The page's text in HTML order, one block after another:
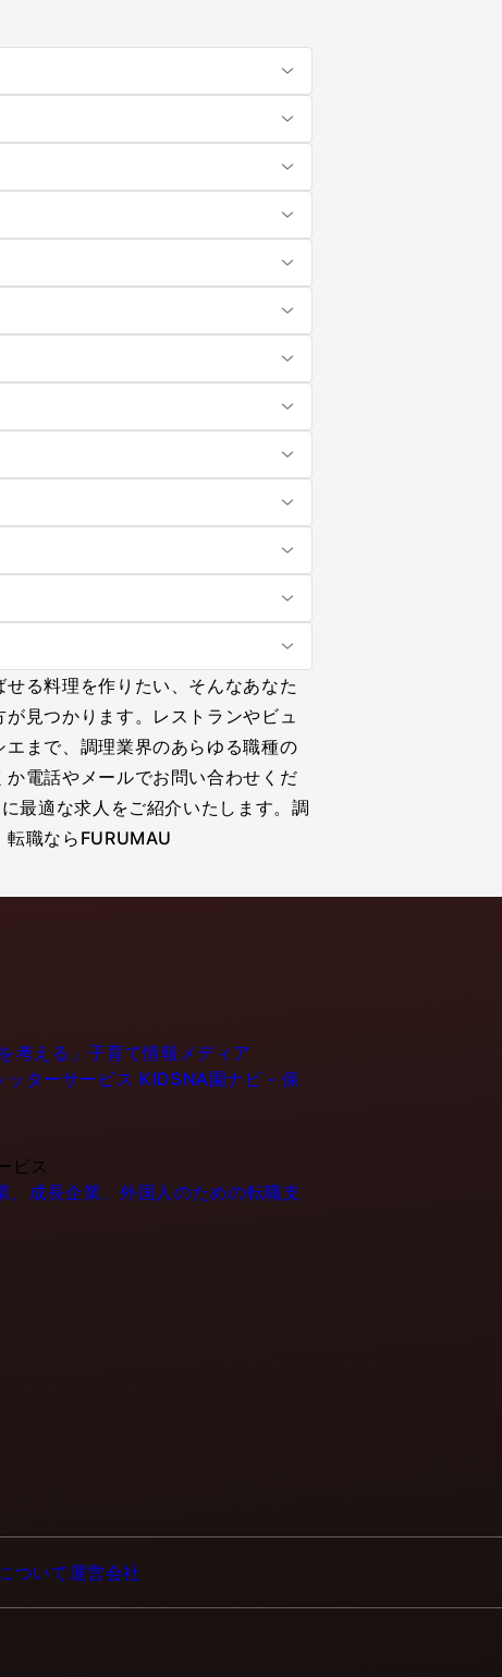
る料理を作りたい、そんなあなた
見つかります。レストランやビュ
まで、調理業界のあらゆる職種の
電話やメールでお問い合わせくだ
最適な求人をご紹介いたします。調
職ならFURUMAU
考える」子育て情報メディア
ターサービス KIDSNA園ナビ - 保
ビス
成長企業、外国人のための転職支
ついて運営会社